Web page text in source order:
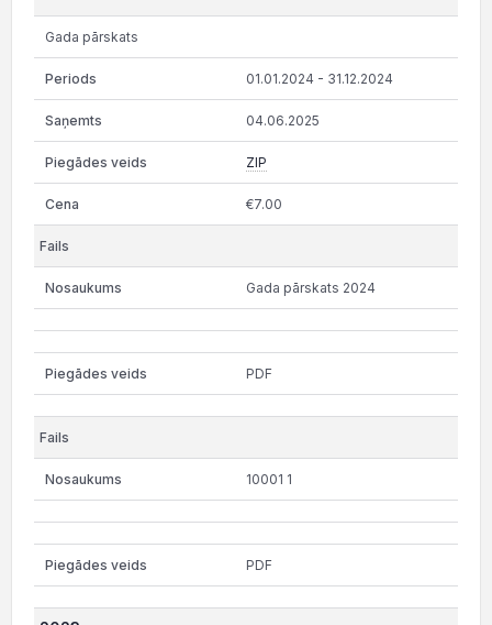
Gada pārskats
01.01.2024 - 31.12.2024
04.06.2025
ZIP
€7.00
Gada pārskats 2024
PDF
10001 1
PDF